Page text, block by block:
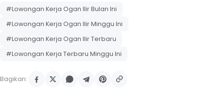
#Lowongan Kerja Ogan Ilir Bulan Ini
#Lowongan Kerja Ogan Ilir Minggu Ini
#Lowongan Kerja Ogan Ilir Terbaru
#Lowongan Kerja Terbaru Minggu Ini
Bagikan: